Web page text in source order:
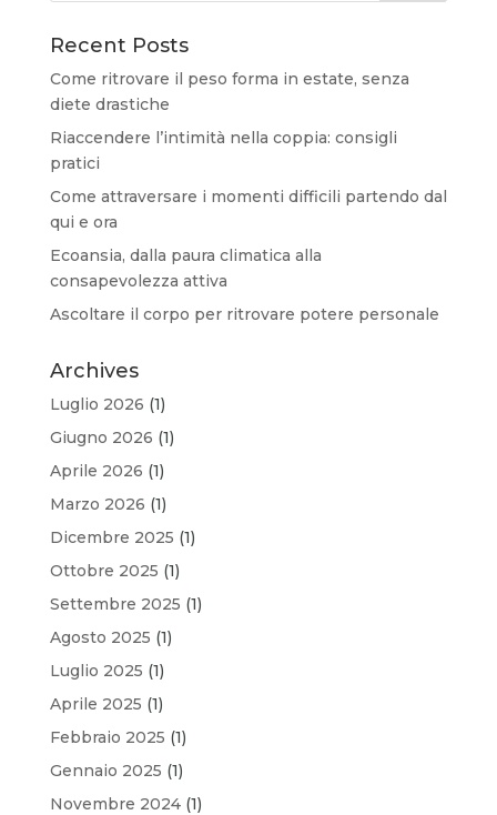
Recent Posts
Come ritrovare il peso forma in estate, senza
diete drastiche
Riaccendere l’intimità nella coppia: consigli
pratici
Come attraversare i momenti difficili partendo dal
qui e ora
Ecoansia, dalla paura climatica alla
consapevolezza attiva
Ascoltare il corpo per ritrovare potere personale
Archives
Luglio 2026 (1)
Giugno 2026 (1)
Aprile 2026 (1)
Marzo 2026 (1)
Dicembre 2025 (1)
Ottobre 2025 (1)
Settembre 2025 (1)
Agosto 2025 (1)
Luglio 2025 (1)
Aprile 2025 (1)
Febbraio 2025 (1)
Gennaio 2025 (1)
Novembre 2024(1)